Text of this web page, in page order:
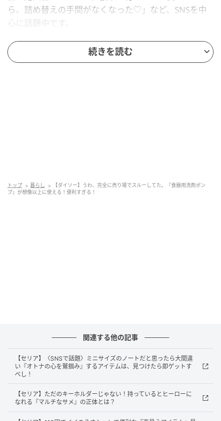
ら、詰め替えの手間がなくなった♡」など、SNSを中
心に話題中です。
そんな商品を早速使ってみたら、思っていた以上に便
利！！みなさんにもこの感動をシェアすべく、リアル
温度60度 ※食器用洗剤のボトルの形状によっては使用
できない場合もあります。デザインが変更になる可能
性があります。〉
「食器用洗剤ポンプ」パーツを詳しくチェッ
ク！
続きを読む
トップ 暮らし
【ダイソー】うわ、完全に売り場でスルーしてた。『食器用洗剤ポン
プ』が想像以上に使える！便利すぎる！
関連する他の記事
【セリア】〈SNSで話題〉ミニサイズのノートだと思ったら大間違
い『オトナの心を鷲掴み』するアイテムは、見つけたら即ゲットす
べし！
【セリア】ただのキーホルダーじゃない！持っているとヒーローに
なれる『マルチなサメ』の正体とは？